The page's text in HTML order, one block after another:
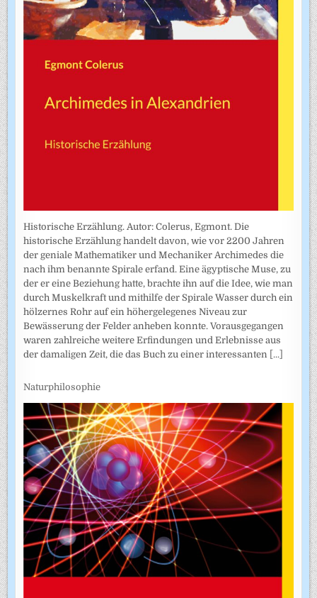
Historische Erzählung. Autor: Colerus, Egmont. Die
historische Erzählung handelt davon, wie vor 2200 Jahren
der geniale Mathematiker und Mechaniker Archimedes die
nach ihm benannte Spirale erfand. Eine ägyptische Muse, zu
der er eine Beziehung hatte, brachte ihn auf die Idee, wie man
durch Muskelkraft und mithilfe der Spirale Wasser durch ein
hölzernes Rohr auf ein höhergelegenes Niveau zur
Bewässerung der Felder anheben konnte. Vorausgegangen
waren zahlreiche weitere Erfindungen und Erlebnisse aus
der damaligen Zeit, die das Buch zu einer interessanten [...]
Naturphilosophie